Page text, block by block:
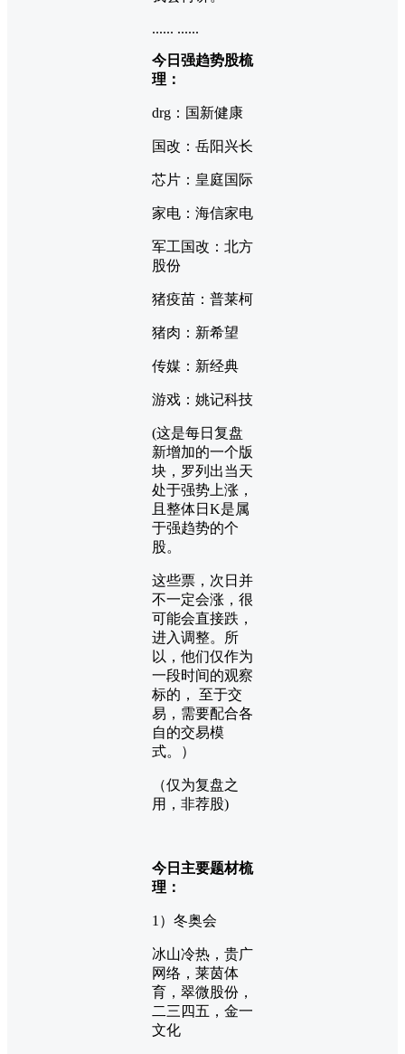
...... ......
今日强趋势股梳
理：
drg：国新健康
国改：岳阳兴长
芯片：皇庭国际
家电：海信家电
军工国改：北方
股份
猪疫苗：普莱柯
猪肉：新希望
传媒：新经典
游戏：姚记科技
(这是每日复盘
新增加的一个版
块，罗列出当天
处于强势上涨，
且整体日K是属
于强趋势的个
股。
这些票，次日并
不一定会涨，很
可能会直接跌，
进入调整。所
以，他们仅作为
一段时间的观察
标的， 至于交
易，需要配合各
自的交易模
式。）
（仅为复盘之
用，非荐股)
今日主要题材梳
理：
1）冬奥会
冰山冷热，贵广
网络，莱茵体
育，翠微股份，
二三四五，金一
文化